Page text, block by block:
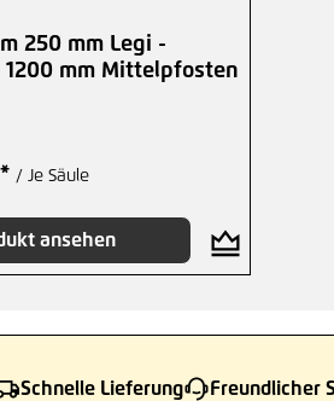
250 mm Legi -
1200 mm Mittelpfosten
/ Je Säule
ansehen
Schnelle Lieferung Freundlicher